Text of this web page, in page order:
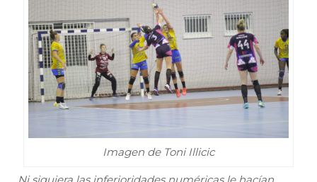
Imagen de Toni Illicic